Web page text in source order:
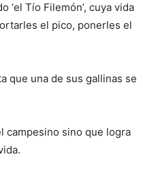
‘el Tío Filemón’, cuya vida
el pico, ponerles el
que una de sus gallinas se
campesino sino que logra